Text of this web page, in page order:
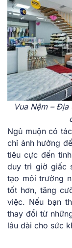
Vua Nệm –
Ngủ muộn có
chỉ ảnh hưởng
tiêu cực đến
duy trì giờ giấc
tạo môi trường
tốt hơn, tăng
việc. Nếu bạn
thay đổi từ
lâu dài cho sức